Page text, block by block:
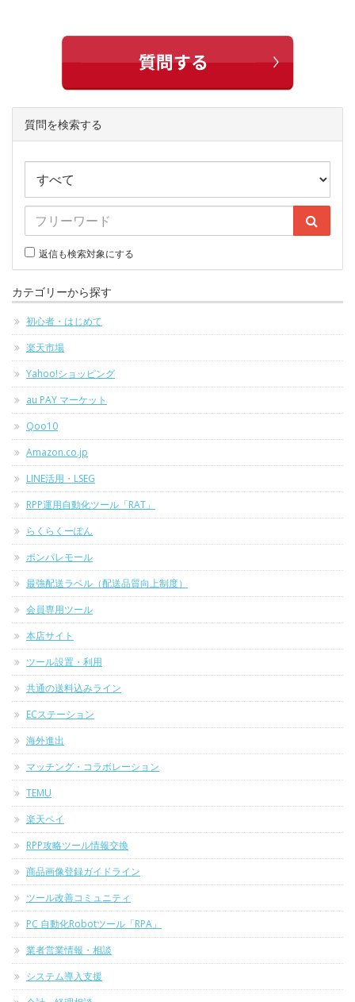
質問を検索する
返信も検索対象にする
カテゴリーから探す
初心者・はじめて
楽天市場
Yahoo!ショッピング
au PAY マーケット
Qoo10
Amazon.co.jp
LINE活用・LSEG
RPP運用自動化ツール「RAT」
らくらくーぽん
ポンパレモール
最強配送ラベル（配送品質向上制度）
会員専用ツール
本店サイト
ツール設置・利用
共通の送料込みライン
ECステーション
海外進出
マッチング・コラボレーション
TEMU
楽天ペイ
RPP攻略ツール情報交換
商品画像登録ガイドライン
ツール改善コミュニティ
PC 自動化Robotツール「RPA」
業者営業情報・相談
システム導入支援